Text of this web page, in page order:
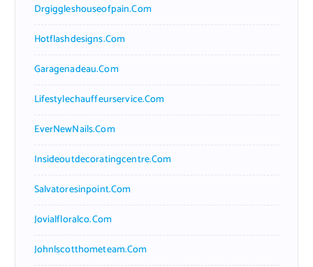
Drgiggleshouseofpain.com
Hotflashdesigns.com
Garagenadeau.com
Lifestylechauffeurservice.com
EverNewNails.com
Insideoutdecoratingcentre.com
Salvatoresinpoint.com
Jovialfloralco.com
Johnlscotthometeam.com